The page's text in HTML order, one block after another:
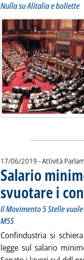
Nulla su Alitalia e bollette
Lista allegati
17/06/2019 - Attività
Salario
svuotare i
Il Movimento 5 Stelle
M5S
Confindustria si
legge sul salario